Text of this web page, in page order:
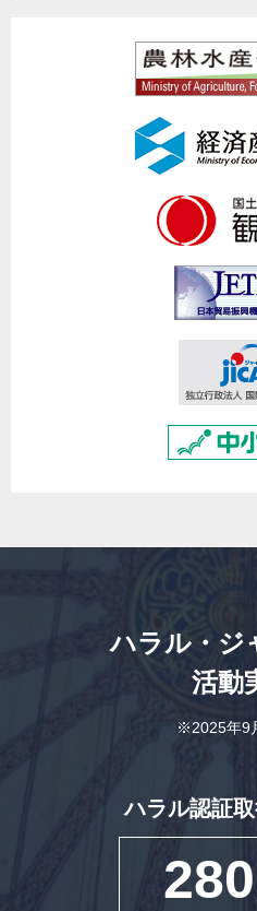
ハラル・ジ
活動
※2025年9
ハラル認証
280